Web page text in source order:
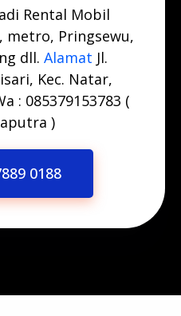
Rental Mobil
metro, Pringsewu,
dll. Alamat Jl.
Kec. Natar,
: 085379153783 (
)
0188